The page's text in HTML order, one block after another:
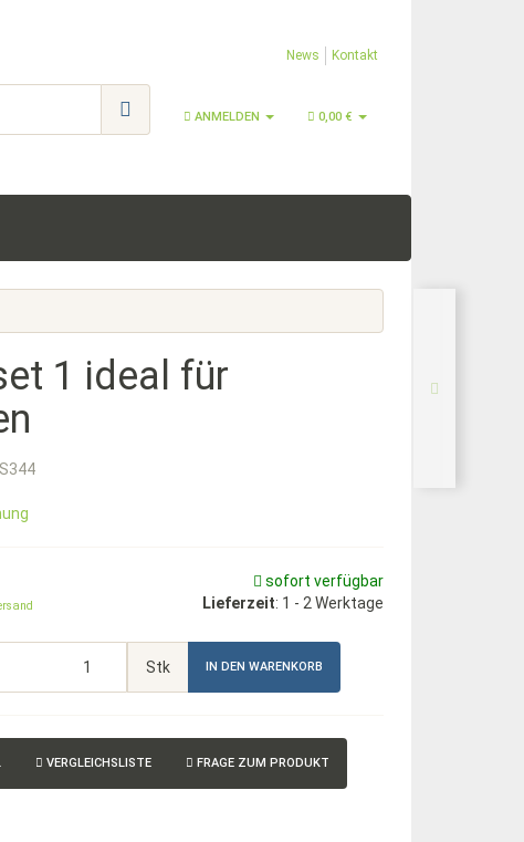
News Kontakt
ANMELDEN 0,00 €
1 ideal für
sofort verfügbar
Lieferzeit: 1 - 2 Werktage
Stk IN DEN WARENKORB
VERGLEICHSLISTE FRAGE ZUM PRODUKT